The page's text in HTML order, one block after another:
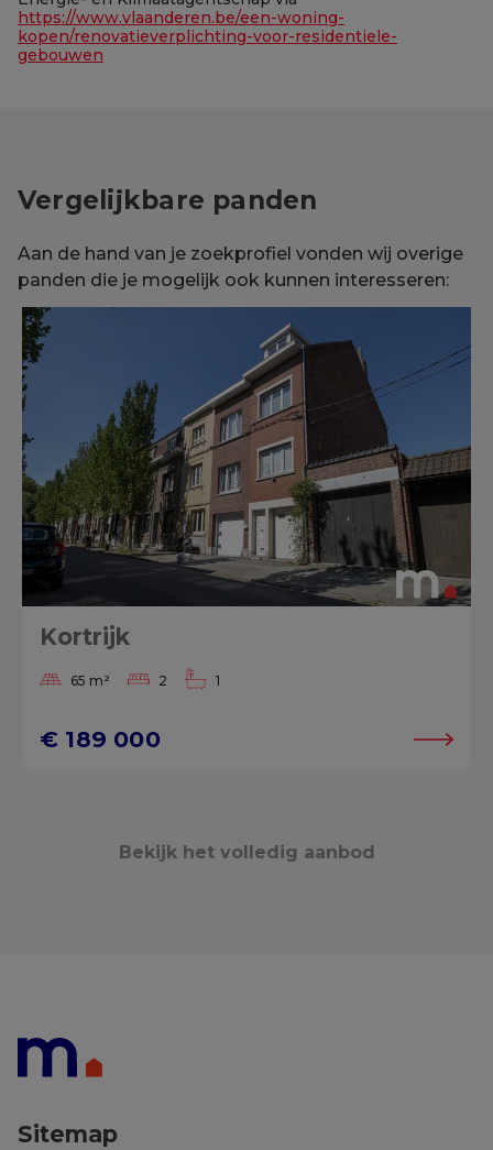
https://www.vlaanderen.be/een-woning-
kopen/renovatieverplichting-voor-residentiele-
gebouwen
Vergelijkbare panden
Aan de hand van je zoekprofiel vonden wij overige
panden die je mogelijk ook kunnen interesseren:
Kortrijk
65 m² 2 1
€ 189 000
Bekijk het volledig aanbod
Sitemap